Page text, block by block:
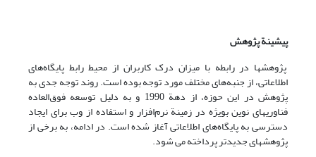
پیشینة پژوهش
پژوهشها در رابطه با میزان درک کاربران از محیط رابط پایگاه‌های
اطلاعاتی، از جنبه‌های مختلف مورد توجه بوده است. روند توجه جدی به
پژوهش در این حوزه، از دهة 1990 و به دلیل توسعه فوق‌العاده
فناوریهای نوین بویژه در زمینة نرم‌افزار و استفاده از وب برای ایجاد
دسترسی به پایگاه‌های اطلاعاتی آغاز شده است. در ادامه، به برخی از
پژوهشهای جدیدتر پرداخته می شود.